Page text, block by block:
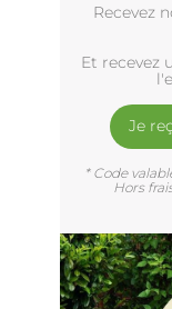
Recevez
Et recevez
Je
* Code
Hors